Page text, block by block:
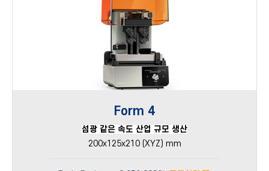
Form 4
섬광 같은 속도 산업 규모 생산
200x125x210 (XYZ) mm